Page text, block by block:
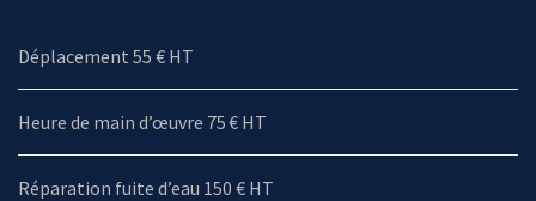
Déplacement 55 € HT
Heure de main d’œuvre 75 € HT
Réparation fuite d’eau 150 € HT